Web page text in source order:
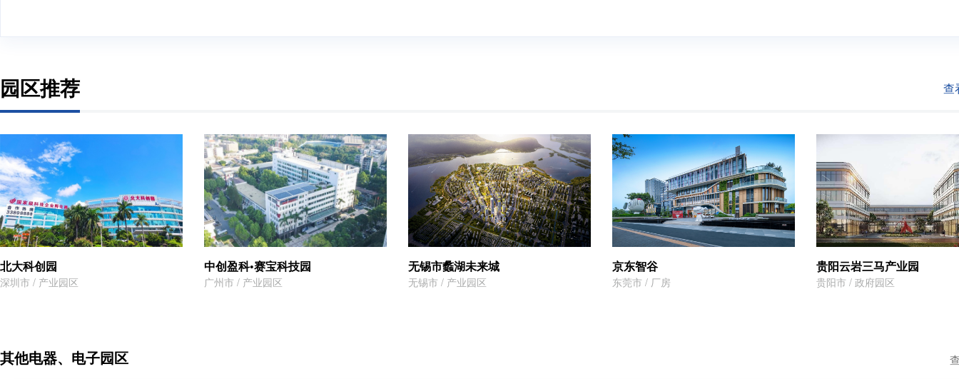
园区推荐 查
北大科创园
深圳市 / 产业园区
中创盈科•赛宝科技园
广州市 / 产业园区
无锡市蠡湖未来城
无锡市 / 产业园区
京东智谷
东莞市 / 厂房
贵阳云岩三马产业园
贵阳市 / 政府园区
其他电器、电子园区